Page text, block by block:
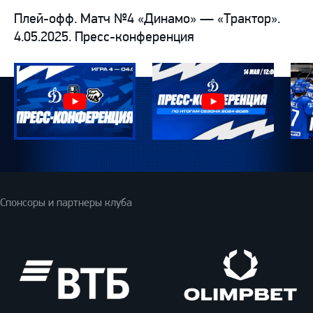
Плей-офф. Матч №4 «Динамо» — «Трактор».
4.05.2025. Пресс-конференция
Спонсоры и партнеры клуба